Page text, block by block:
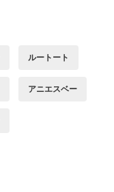
ルートート
アニエスベー